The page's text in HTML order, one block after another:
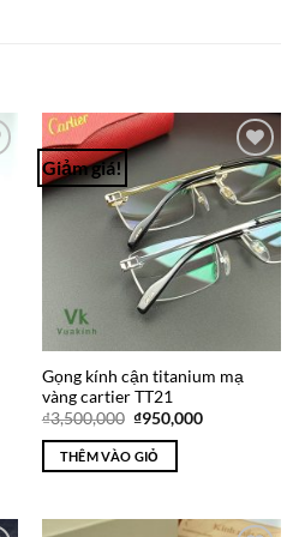
Giảm giá!
Add to
Wishlist
Gọng kính cận titanium mạ
vàng cartier TT21
₫3,500,000 Giá
là:
₫3,500,000.
₫950,000Giá
THÊM VÀO GIỎ